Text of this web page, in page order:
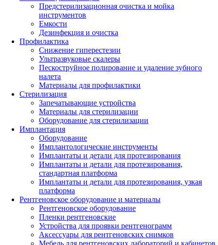
Предстерилизационная очистка и мойка
инструментов
Емкости
Дезинфекция и очистка
Профилактика
Снижение гиперестезии
Ультразвуковые скалеры
Пескоструйное полирование и удаление зубного
налета
Материалы для профилактики
Стерилизация
Запечатывающие устройства
Материалы для стерилизации
Оборудование для стерилизации
Имплантация
Оборудование
Имплантологические инструменты
Имплантаты и детали для протезирования
Имплантаты и детали для протезирования,
стандартная платформа
Имплантаты и детали для протезирования, узкая
платформа
Рентгеновское оборудование и материалы
Рентгеновское оборудование
Пленки рентгеновские
Устройства для проявки рентгенограмм
Аксессуары для рентгеновских снимков
Мебель для рентгеновских лабораторий и кабинетов